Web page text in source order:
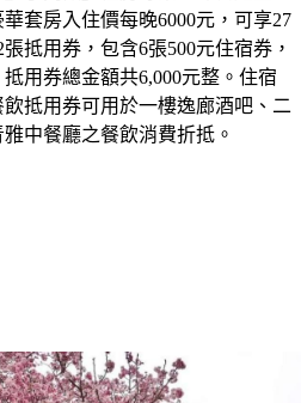
套房入住價每晚6000元，可享27
抵用券，包含6張500元住宿券，
用券總金額共6,000元整。住宿
抵用券可用於一樓逸廊酒吧、二
中餐廳之餐飲消費折抵。